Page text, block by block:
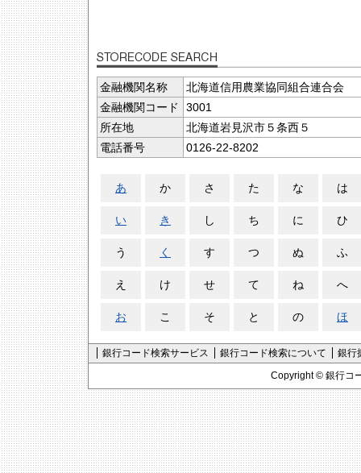
金融機関名称
北海道信用農業協同組合連合会
金融機関コード
3001
所在地
北海道岩見沢市５条西５
電話番号
0126-22-8202
あ か さ た な は
い き し ち に ひ
う く す つ ぬ ふ
え け せ て ね へ
お こ そ と の ほ
銀行コード検索サービス 銀行コード検索について
銀行
Copyright © 銀行コ